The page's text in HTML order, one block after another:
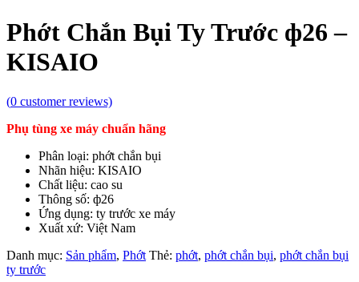
Phớt Chắn Bụi Ty Trước ф26 –
KISAIO
(0 customer reviews)
Phụ tùng xe máy chuẩn hãng
Phân loại: phớt chắn bụi
Nhãn hiệu: KISAIO
Chất liệu: cao su
Thông số: ф26
Ứng dụng: ty trước xe máy
Xuất xứ: Việt Nam
Danh mục: Sản phẩm, Phớt Thẻ: phớt, phớt chắn bụi, phớt chắn bụi
ty trước